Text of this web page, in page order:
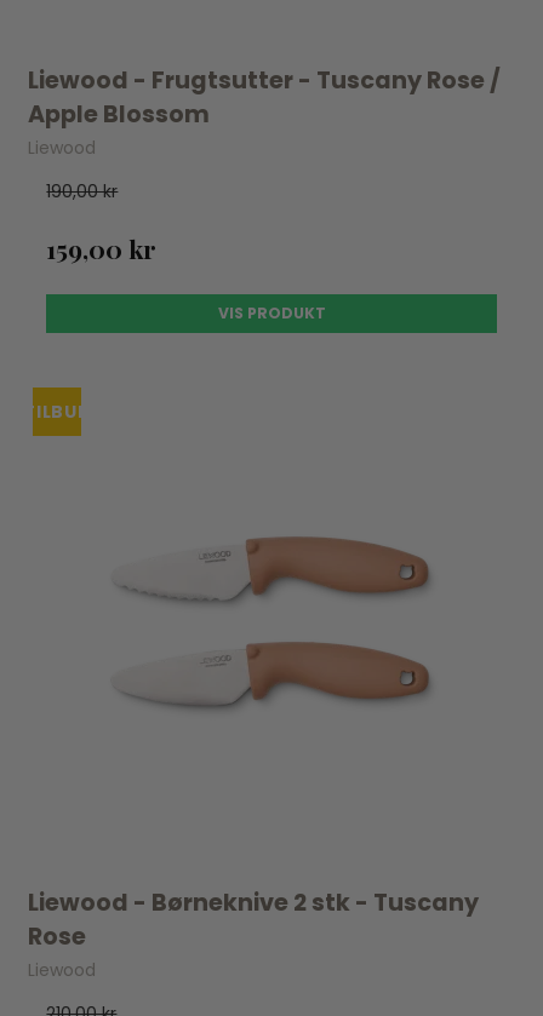
Liewood - Frugtsutter - Tuscany Rose /
Apple Blossom
Liewood
190,00 kr
159,00 kr
VIS PRODUKT
TILBUD
Liewood - Børneknive 2 stk - Tuscany
Rose
Liewood